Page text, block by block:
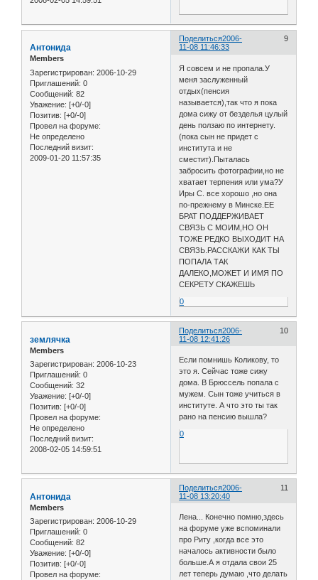
Поделиться 9
2006-
11-08 11:46:33
Антонида
Members
Зарегистрирован: 2006-10-29
Приглашений: 0
Сообщений: 82
Уважение: [+0/-0]
Позитив: [+0/-0]
Провел на форуме:
Не определено
Последний визит:
2009-01-20 11:57:35
Я совсем и не пропала.У
меня заслуженный
отдых(пенсия
называется),так что я пока
дома сижу от безделья цулый
день ползаю по интернету.
(пока сын не придет с
института и не
сместит).Пыталась
забросить фотографии,но не
хватает терпения или ума?У
Иры С. все хорошо ,но она
по-прежнему в Минске.ЕЕ
БРАТ ПОДДЕРЖИВАЕТ
СВЯЗЬ С МОИМ,НО ОН
ТОЖЕ РЕДКО ВЫХОДИТ НА
СВЯЗЬ.РАССКАЖИ КАК ТЫ
ПОПАЛА ТАК
ДАЛЕКО,МОЖЕТ И ИМЯ ПО
СЕКРЕТУ СКАЖЕШЬ
0
Поделиться 10
2006-
11-08 12:41:26
землячка
Members
Зарегистрирован: 2006-10-23
Приглашений: 0
Сообщений: 32
Уважение: [+0/-0]
Позитив: [+0/-0]
Провел на форуме:
Не определено
Последний визит:
2008-02-05 14:59:51
Если помнишь Коликову, то
это я. Сейчас тоже сижу
дома. В Брюссель попала с
мужем. Сын тоже учиться в
институте. А что это ты так
рано на пенсию вышла?
0
Поделиться 11
2006-
11-08 13:20:40
Антонида
Members
Зарегистрирован: 2006-10-29
Приглашений: 0
Сообщений: 82
Уважение: [+0/-0]
Позитив: [+0/-0]
Провел на форуме:
Лена... Конечно помню,здесь
на форуме уже вспоминали
про Риту ,когда все это
началось активности было
больше.А я отдала свои 25
лет теперь думаю ,что делать